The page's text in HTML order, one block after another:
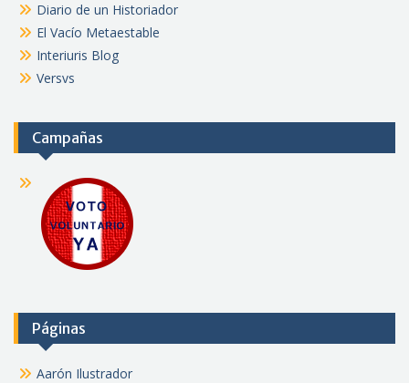
Diario de un Historiador
El Vacío Metaestable
Interiuris Blog
Versvs
Campañas
Páginas
Aarón Ilustrador